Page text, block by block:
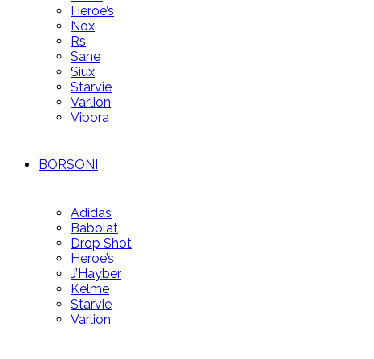
Heroe’s
Nox
Rs
Sane
Siux
Starvie
Varlion
Vibora
BORSONI
Adidas
Babolat
Drop Shot
Heroe’s
J’Hayber
Kelme
Starvie
Varlion